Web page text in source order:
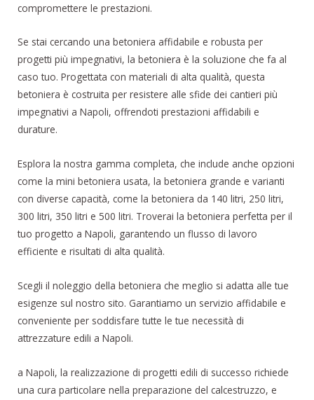
compromettere le prestazioni.
Se stai cercando una betoniera affidabile e robusta per
progetti più impegnativi, la betoniera è la soluzione che fa al
caso tuo. Progettata con materiali di alta qualità, questa
betoniera è costruita per resistere alle sfide dei cantieri più
impegnativi a Napoli, offrendoti prestazioni affidabili e
durature.
Esplora la nostra gamma completa, che include anche opzioni
come la mini betoniera usata, la betoniera grande e varianti
con diverse capacità, come la betoniera da 140 litri, 250 litri,
300 litri, 350 litri e 500 litri. Troverai la betoniera perfetta per il
tuo progetto a Napoli, garantendo un flusso di lavoro
efficiente e risultati di alta qualità.
Scegli il noleggio della betoniera che meglio si adatta alle tue
esigenze sul nostro sito. Garantiamo un servizio affidabile e
conveniente per soddisfare tutte le tue necessità di
attrezzature edili a Napoli.
a Napoli, la realizzazione di progetti edili di successo richiede
una cura particolare nella preparazione del calcestruzzo, e